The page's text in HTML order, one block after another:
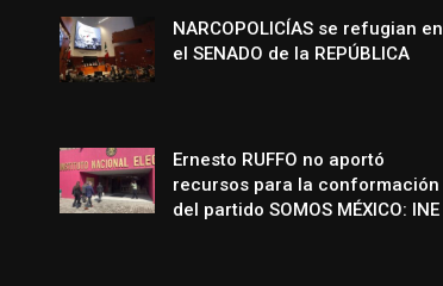
NARCOPOLICÍAS se refugian en
el SENADO de la REPÚBLICA
Ernesto RUFFO no aportó
recursos para la conformación
del partido SOMOS MÉXICO: INE